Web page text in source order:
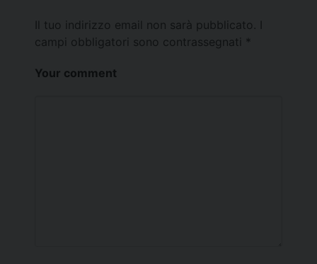
Il tuo indirizzo email non sarà pubblicato.
campi obbligatori sono contrassegnati *
Your comment